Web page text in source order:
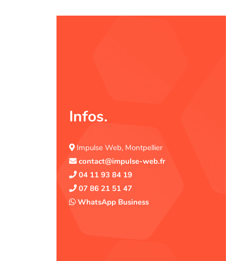
Infos.
Impulse Web, Montpellier
contact@impulse-web.fr
04 11 93 84 19
07 86 21 51 47
WhatsApp Business